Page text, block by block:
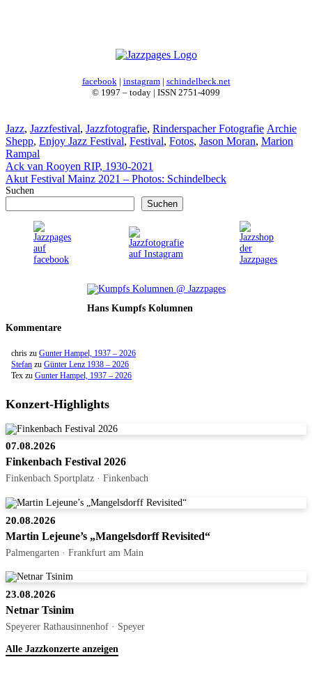
facebook | instagram| schindelbeck.net
© 1997 – today | ISSN 2751-4099
Kategorien
Jazz, Jazzfestival, Jazzfotografie, Rinderspacher Fotografie Archie
Shepp, Enjoy Jazz Festival, Festival, Fotos, Jason Moran, Marion
Rampal
Ack van Rooyen RIP, 1930-2021
Akut Festival Mainz 2021 – Photos: Schindelbeck
Suchen
Suchen
Hans Kumpfs Kolumnen
Kommentare
chris zu Gunter Hampel, 1937 – 2026
Stefan zu Günter Lenz 1938 – 2026
Tex zu Gunter Hampel, 1937 – 2026
Konzert-Highlights
07.08.2026
Finkenbach Festival 2026
Finkenbach Sportplatz · Finkenbach
20.08.2026
Martin Lejeune’s „Mangelsdorff Revisited“
Palmengarten · Frankfurt am Main
23.08.2026
Netnar Tsinim
Speyerer Rathausinnenhof · Speyer
Alle Jazzkonzerte anzeigen